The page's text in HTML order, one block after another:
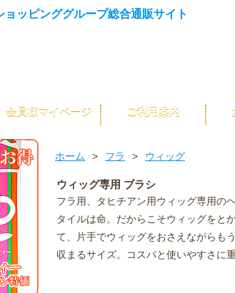
会員様マイページ ご利用案内
ホーム > フラ > ウィッグ
ウィッグ専用 ブラシ
フラ用、タヒチアン用ウィッグ専用の
タイルは命。だからこそウィッグをと
て、片手でウィッグをおさえながらも
収まるサイズ。コスパと使いやすさに